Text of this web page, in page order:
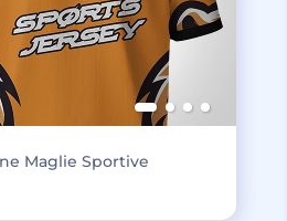
Maglie Sportive